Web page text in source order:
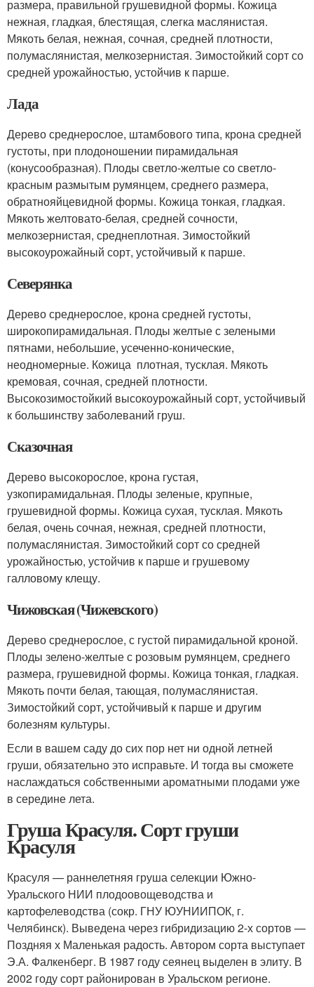
размера, правильной грушевидной формы. Кожица
нежная, гладкая, блестящая, слегка маслянистая.
Мякоть белая, нежная, сочная, средней плотности,
полумаслянистая, мелкозернистая. Зимостойкий сорт со
средней урожайностью, устойчив к парше.
Лада
Дерево среднерослое, штамбового типа, крона средней
густоты, при плодоношении пирамидальная
(конусообразная). Плоды светло-желтые со светло-
красным размытым румянцем, среднего размера,
обратнояйцевидной формы. Кожица тонкая, гладкая.
Мякоть желтовато-белая, средней сочности,
мелкозернистая, среднеплотная. Зимостойкий
высокоурожайный сорт, устойчивый к парше.
Северянка
Дерево среднерослое, крона средней густоты,
широкопирамидальная. Плоды желтые с зелеными
пятнами, небольшие, усеченно-конические,
неодномерные. Кожица плотная, тусклая. Мякоть
кремовая, сочная, средней плотности.
Высокозимостойкий высокоурожайный сорт, устойчивый
к большинству заболеваний груш.
Сказочная
Дерево высокорослое, крона густая,
узкопирамидальная. Плоды зеленые, крупные,
грушевидной формы. Кожица сухая, тусклая. Мякоть
белая, очень сочная, нежная, средней плотности,
полумаслянистая. Зимостойкий сорт со средней
урожайностью, устойчив к парше и грушевому
галловому клещу.
Чижовская (Чижевского)
Дерево среднерослое, с густой пирамидальной кроной.
Плоды зелено-желтые с розовым румянцем, среднего
размера, грушевидной формы. Кожица тонкая, гладкая.
Мякоть почти белая, тающая, полумаслянистая.
Зимостойкий сорт, устойчивый к парше и другим
болезням культуры.
Если в вашем саду до сих пор нет ни одной летней
груши, обязательно это исправьте. И тогда вы сможете
наслаждаться собственными ароматными плодами уже
в середине лета.
Груша Красуля. Сорт груши
Красуля
Красуля — раннелетняя груша селекции Южно-
Уральского НИИ плодоовощеводства и
картофелеводства (сокр. ГНУ ЮУНИИПОК, г.
Челябинск). Выведена через гибридизацию 2-х сортов —
Поздняя х Маленькая радость. Автором сорта выступает
Э.А. Фалкенберг. В 1987 году сеянец выделен в элиту. В
2002 году сорт районирован в Уральском регионе.